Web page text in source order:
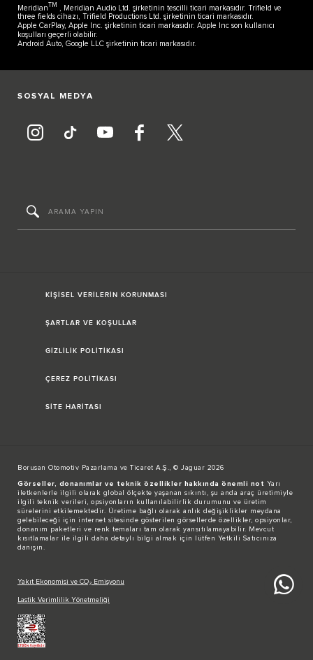
MeridianTM
, Meridian Audio Ltd. şirketinin tescilli ticari markasıdır. Trifield ve
three fields cihazı, Trifield Productions Ltd. şirketinin ticari markasıdır.
Apple CarPlay, Apple Inc. şirketinin ticari markasıdır. Apple Inc son kullanıcı
koşulları geçerli olabilir.
Android Auto, Google LLC şirketinin ticari markasıdır.
SOSYAL MEDYA
KİŞİSEL VERİLERİN KORUNMASI
ŞARTLAR VE KOŞULLAR
GİZLİLİK POLİTİKASI
ÇEREZ POLİTİKASI
SİTE HARİTASI
Borusan Otomotiv Pazarlama ve Ticaret A.Ş., © Jaguar 2026
Görseller, donanımlar ve teknik özellikler hakkında önemli not Yarı
iletkenlerle ilgili olarak global ölçekte yaşanan sıkıntı, şu anda araç üretimiyle
ilgili teknik verileri, opsiyonların kullanılabilirlik durumunu ve üretim
sürelerini etkilemektedir. Üretime bağlı olarak anlık değişiklikler meydana
gelebileceği için internet sitesinde gösterilen görsellerde özellikler, opsiyonlar,
donanım paketleri ve renk temaları tam olarak yansıtılamayabilir. Mevcut
kısıtlamalar ile ilgili daha detaylı bilgi almak için lütfen Yetkili Satıcınıza
danışın.
Yakıt Ekonomisi ve CO₂ Emisyonu
Lastik Verimlilik Yönetmeliği